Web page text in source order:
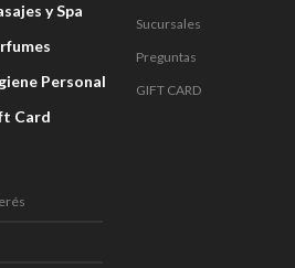
y Spa
Personal
Card
Sucursales
Preguntas
GIFT CARD